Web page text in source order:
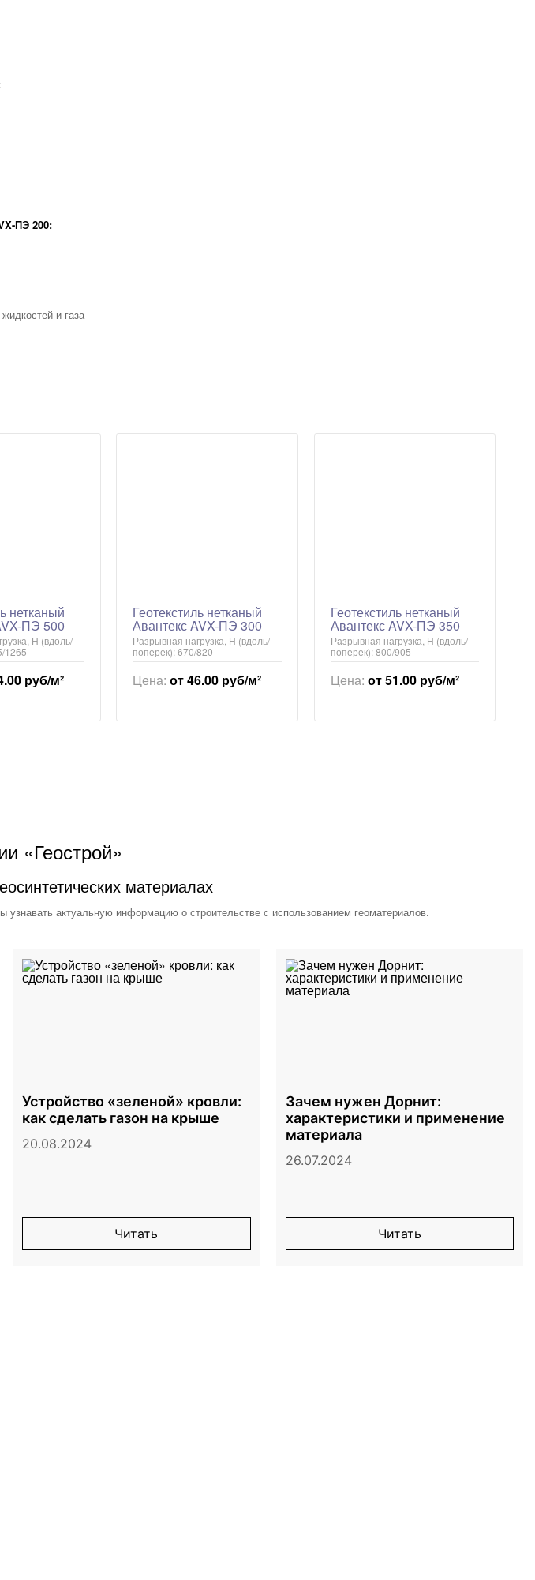
ПЭ 200:
и газа
нетканый
ПЭ 500
Н (вдоль/
1265
руб/м²
Геотекстиль нетканый
Авантекс AVX-ПЭ 300
Разрывная нагрузка, Н (вдоль/
поперек): 670/820
Цена:от 46.00 руб/м²
Геотекстиль нетканый
Авантекс AVX-ПЭ 350
Разрывная нагрузка, Н (вдоль/
поперек): 800/905
Цена: от 51.00 руб/м²
«Геострой»
материалах
актуальную информацию о строительстве с использованием геоматериалов.
Устройство «зеленой» кровли:
как сделать газон на крыше
20.08.2024
Читать
Зачем нужен Дорнит:
характеристики и применение
материала
26.07.2024
Читать